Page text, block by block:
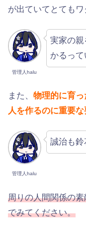
が出ていてとてもワ
管理人halu
実家の
かるって
また、 物理的に育
人を作るのに重要
管理人halu
誠治も鈴
周りの人間関係の
でみてください。